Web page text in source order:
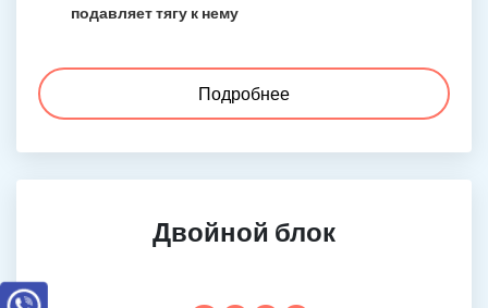
подавляет тягу к нему
Подробнее
Двойной блок